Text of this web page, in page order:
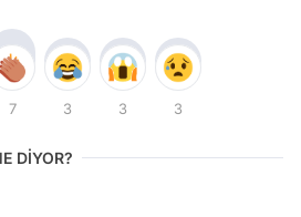
7 3 3 3
DİYOR?